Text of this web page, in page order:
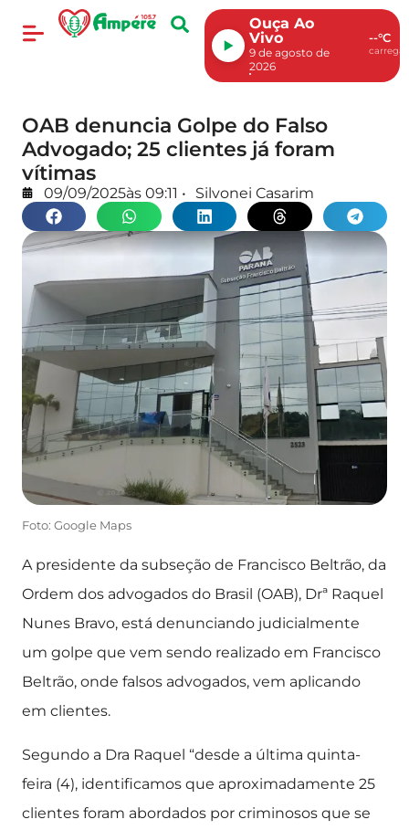
Ouça Ao
Vivo
9 de agosto de
2026
--°C
OAB denuncia Golpe do Falso
Advogado; 25 clientes já foram
vítimas
09/09/2025às 09:11 • Silvonei Casarim
Foto: Google Maps
A presidente da subseção de Francisco Beltrão, da
Ordem dos advogados do Brasil (OAB), Drª Raquel
Nunes Bravo, está denunciando judicialmente
um golpe que vem sendo realizado em Francisco
Beltrão, onde falsos advogados, vem aplicando
em clientes.
Segundo a Dra Raquel “desde a última quinta-
feira (4), identificamos que aproximadamente 25
clientes foram abordados por criminosos que se